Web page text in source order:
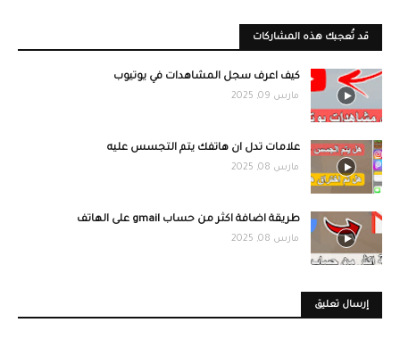
قد تُعجبك هذه المشاركات
كيف اعرف سجل المشاهدات في يوتيوب
مارس 09, 2025
علامات تدل ان هاتفك يتم التجسس عليه
مارس 08, 2025
طريقة اضافة اكثر من حساب gmail على الهاتف
مارس 08, 2025
إرسال تعليق